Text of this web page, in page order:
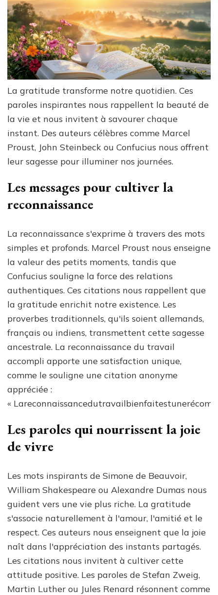
La gratitude transforme notre quotidien. Ces
paroles inspirantes nous rappellent la beauté de
la vie et nous invitent à savourer chaque
instant. Des auteurs célèbres comme Marcel
Proust, John Steinbeck ou Confucius nous offrent
leur sagesse pour illuminer nos journées.
Les messages pour cultiver la
reconnaissance
La reconnaissance s'exprime à travers des mots
simples et profonds. Marcel Proust nous enseigne
la valeur des petits moments, tandis que
Confucius souligne la force des relations
authentiques. Ces citations nous rappellent que
la gratitude enrichit notre existence. Les
proverbes traditionnels, qu'ils soient allemands,
français ou indiens, transmettent cette sagesse
ancestrale. La reconnaissance du travail
accompli apporte une satisfaction unique,
comme le souligne une citation anonyme
appréciée :
«
Les paroles qui nourrissent la joie
de vivre
Les mots inspirants de Simone de Beauvoir,
William Shakespeare ou Alexandre Dumas nous
guident vers une vie plus riche. La gratitude
s'associe naturellement à l'amour, l'amitié et le
respect. Ces auteurs nous enseignent que la joie
naît dans l'appréciation des instants partagés.
Les citations nous invitent à cultiver cette
attitude positive. Les paroles de Stefan Zweig,
Martin Luther ou Jules Renard résonnent comme